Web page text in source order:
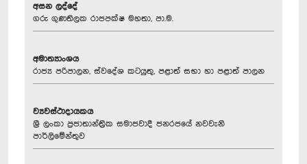
අසන ලද්දේ
ගරු ගුණතිලක රාජපක්ෂ මහතා, පා.ම.
අමාත්‍යාංශය
රාජ්‍ය පරිපාලන, ස්වදේශ කටයුතු, පළාත් සභා හා පළාත් පාලන
ව්‍යවස්ථාදායකය
ශ්‍රී ලංකා ප්‍රජාතාන්ත්‍රික සමාජවාදී ජනරජයේ නවවැනි
පාර්ලිමේන්තුව